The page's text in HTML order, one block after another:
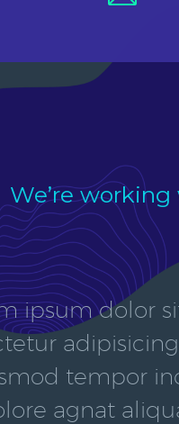
We’re
ipsum dolor
tempor
agnat